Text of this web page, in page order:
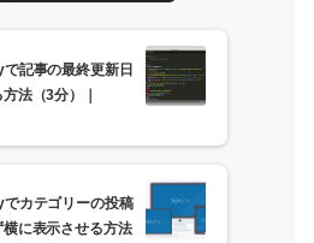
記事の最終更新日
法（3分）｜
カテゴリーの投稿
に表示させる方法